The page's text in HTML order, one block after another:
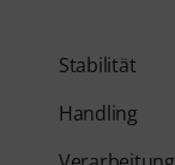
Stabilität
Handling